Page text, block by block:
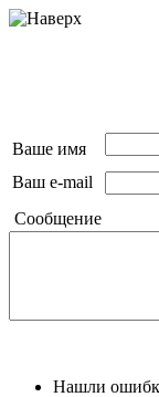
Ваше имя
Ваш e-mail
Сообщение
Нашли